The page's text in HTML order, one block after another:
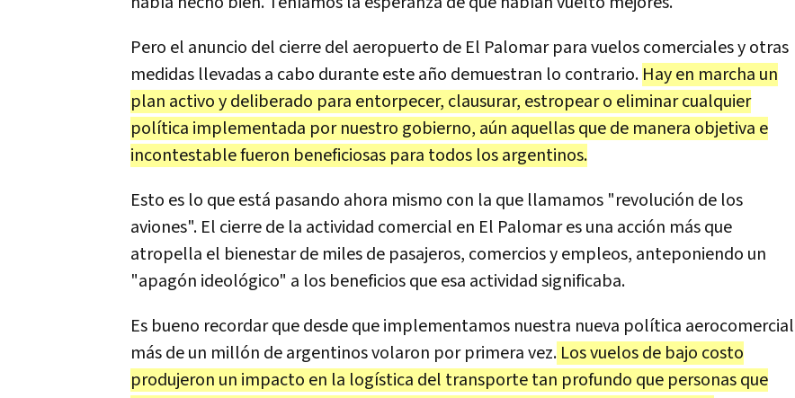
Pero el anuncio del cierre del aeropuerto de El Palomar para vuelos comerciales y otras
medidas llevadas a cabo durante este año demuestran lo contrario. Hay en marcha un
plan activo y deliberado para entorpecer, clausurar, estropear o eliminar cualquier
política implementada por nuestro gobierno, aún aquellas que de manera objetiva e
incontestable fueron beneficiosas para todos los argentinos.
Esto es lo que está pasando ahora mismo con la que llamamos "revolución de los
aviones". El cierre de la actividad comercial en El Palomar es una acción más que
atropella el bienestar de miles de pasajeros, comercios y empleos, anteponiendo un
"apagón ideológico" a los beneficios que esa actividad significaba.
Es bueno recordar que desde que implementamos nuestra nueva política aerocomercial
más de un millón de argentinos volaron por primera vez. Los vuelos de bajo costo
produjeron un impacto en la logística del transporte tan profundo que personas que